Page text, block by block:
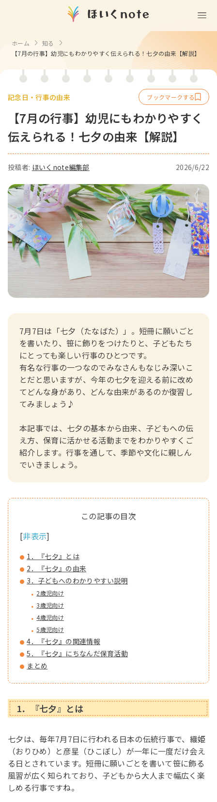
(無料)
室内遊び
戸外遊び
室内遊び・道具なし
戸外遊び・道具なし
ごっこ遊び・室内
ことば遊び
自然遊び
隙間時間
伝承遊び
作る
製作
壁面製作
製作・飾り
製作・あそび
折り紙
知る
記念日・行事の由来
食育
園の活動・行事
衛生
役立ち
資格・スキルアップ
歌う
童謡・唱歌
手遊び
学ぶ
使う
挿絵
壁紙
おたより文例
月案
年間カリキュラム
園情報
Goods
クリエイター
ホーム
知る
【7月の行事】幼児にもわかりやすく伝えられる！七夕の由来【解説】
記念日・行事の由来
【7月の行事】幼児にもわかりやすく
伝えられる！七夕の由来【解説】
投稿者: ほいくnote編集部 2026/6/22
7月7日は「七夕（たなばた）」。短冊に願いごと
を書いたり、笹に飾りをつけたりと、子どもたち
にとっても楽しい行事のひとつです。
有名な行事の一つなのでみなさんもなじみ深いこ
とだと思いますが、今年の七夕を迎える前に改め
てどんな身があり、どんな由来があるのか復習し
てみましょう♪
本記事では、七夕の基本から由来、子どもへの伝
え方、保育に活かせる活動までをわかりやすくご
紹介します。行事を通して、季節や文化に親しん
でいきましょう。
[非表示]
1．『七夕』とは
2．『七夕』の由来
3．子どもへのわかりやすい説明
2歳児向け
3歳児向け
4歳児向け
5歳児向け
4．『七夕』の関連情報
5．『七夕』にちなんだ保育活動
まとめ
1．『七夕』とは
七夕は、毎年7月7日に行われる日本の伝統行事で、織姫
（おりひめ）と彦星（ひこぼし）が一年に一度だけ会え
る日とされています。短冊に願いごとを書いて笹に飾る
風習が広く知られており、子どもから大人まで幅広く楽
しめる行事ですね。